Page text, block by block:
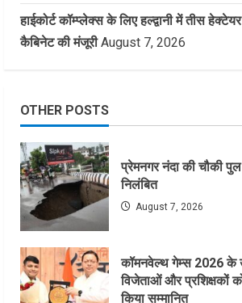
हाईकोर्ट कॉम्प्लेक्स के लिए हल्द्वानी में तीस
कैबिनेट की मंजूरी August 7, 2026
OTHER POSTS
प्रेमनगर नंदा की चौकी
निलंबित
August 7, 2026
कॉमनवेल्थ गेम्स 2026 के
विजेताओं और प्रशिक्षकों
किया सम्मानित